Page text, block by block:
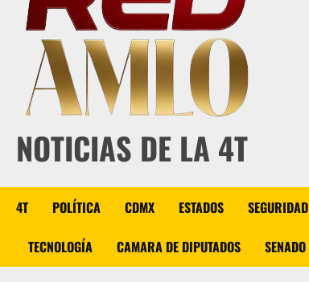
NOTICIAS DE LA 4T
4T POLÍTICA CDMX ESTADOS SEGURIDAD
TECNOLOGÍA CAMARA DE DIPUTADOS SENADO